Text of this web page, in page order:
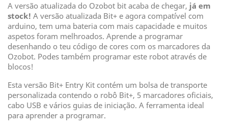
A versão atualizada do Ozobot bit acaba de chegar, já em
stock! A versão atualizada Bit+ e agora compatível com
arduino, tem uma bateria com mais capacidade e muitos
aspetos foram melhroados. Aprende a programar
desenhando o teu código de cores com os marcadores da
Ozobot. Podes também programar este robot através de
blocos!
Esta versão Bit+ Entry Kit contém um bolsa de transporte
personalizada contendo o robô Bit+, 5 marcadores oficiais,
cabo USB e vários guias de iniciação. A ferramenta ideal
para aprender a programar.